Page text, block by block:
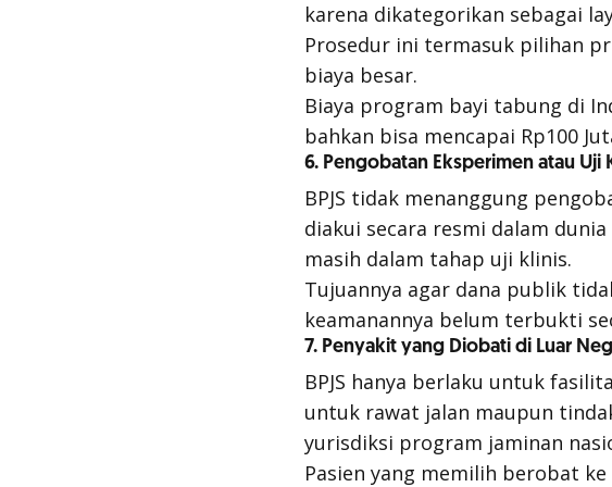
karena dikategorikan sebagai
Prosedur ini termasuk pilihan
biaya besar.
Biaya program bayi tabung di
bahkan bisa mencapai Rp100
6. Pengobatan Eksperimen atau Uji
BPJS tidak menanggung
diakui secara resmi dalam
masih dalam tahap uji klinis.
Tujuannya agar dana publik
keamanannya belum terbukti
7. Penyakit yang Diobati di Luar
BPJS hanya berlaku untuk
untuk rawat jalan maupun
yurisdiksi program jaminan
Pasien yang memilih berobat